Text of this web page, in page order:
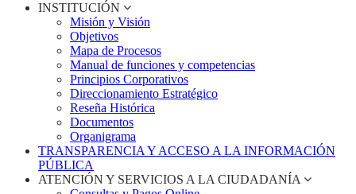
INSTITUCIÓN
Misión y Visión
Objetivos
Mapa de Procesos
Manual de funciones y competencias
Principios Corporativos
Direccionamiento Estratégico
Reseña Histórica
Documentos
Organigrama
TRANSPARENCIA Y ACCESO A LA INFORMACIÓN
PÚBLICA
ATENCIÓN Y SERVICIOS A LA CIUDADANÍA